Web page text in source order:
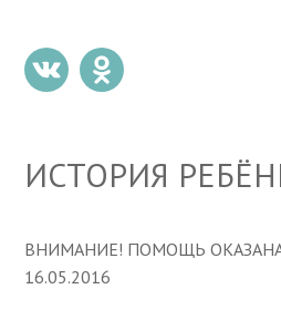
ИСТОРИЯ
ВНИМАНИЕ! ПОМОЩЬ
16.05.2016